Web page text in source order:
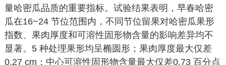
量哈密瓜品质的重要指标。试验结果表明，早春哈密
瓜在16~24 节位范围内，不同节位留果对哈密瓜果形
指数、果肉厚度和可溶性固形物含量的影响差异均不
显著。5 种处理果形均呈椭圆形；果肉厚度最大仅差
0.27 cm；中心可溶性固形物含量最大仅差0.73 百分点